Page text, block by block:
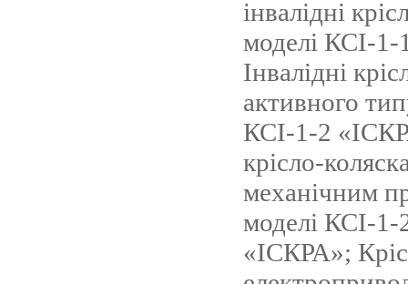
інвалідні
моделі КСІ-
Інвалідні
активного
КСІ-1-2
крісло-
механічним
моделі КСІ-
«ІСКРА»;